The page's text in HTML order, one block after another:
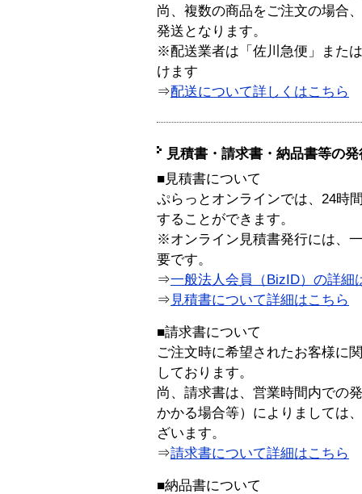
尚、複数の商品をご注文の場合
発送となります。
※配送業者は「佐川急便」また
けます
⇒配送について詳しくはこちら
見積書・請求書・納品書等の
■見積書について
ぷらっとオンラインでは、24時
することができます。
※オンライン見積書発行には、
要です。
⇒一般法人会員（BizID）の詳細
⇒ 見積書について詳細はこちら
■請求書について
ご注文時に希望されたお客様に
しております。
尚、請求書は、営業時間内での
かかる場合等）によりましては
ざいます。
⇒請求書について詳細はこちら
■納品書について